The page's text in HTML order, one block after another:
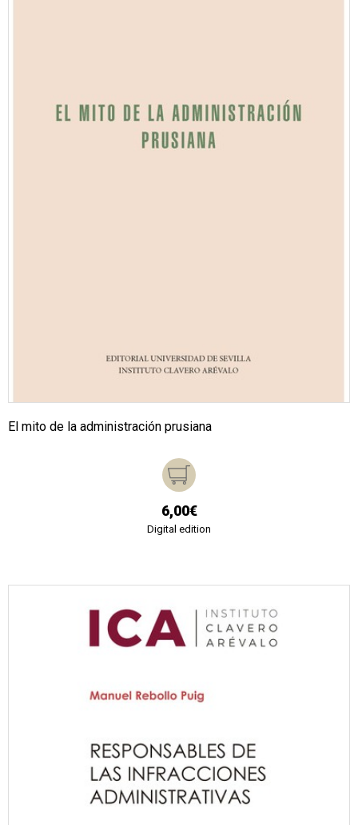
El mito de la administración prusiana
6,00€
Digital edition